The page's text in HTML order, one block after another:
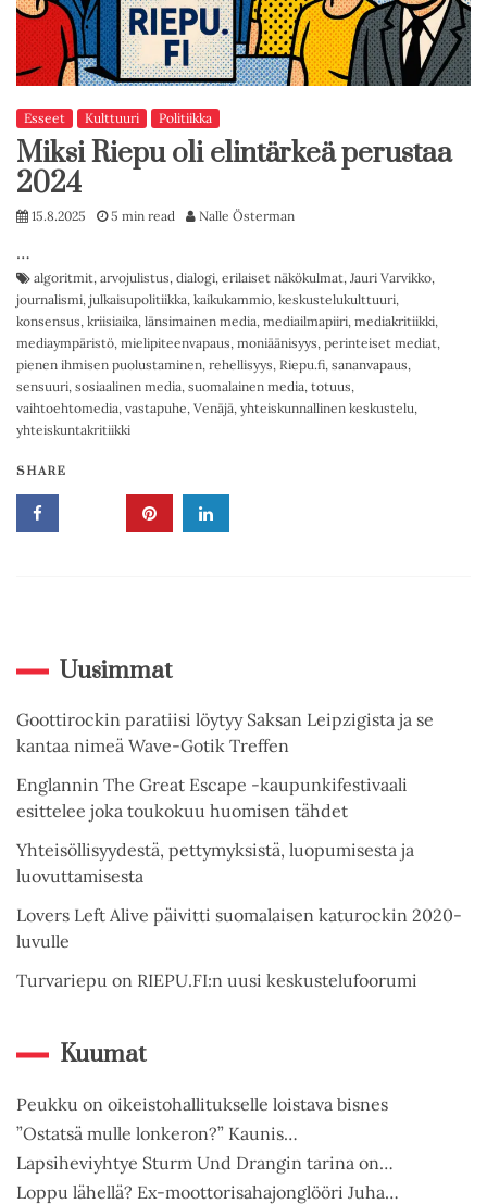
Esseet Kulttuuri Politiikka
Miksi Riepu oli elintärkeä perustaa
2024
15.8.2025 5 min read Nalle Österman
…
algoritmit, arvojulistus, dialogi, erilaiset näkökulmat, Jauri Varvikko,
journalismi, julkaisupolitiikka, kaikukammio, keskustelukulttuuri,
konsensus, kriisiaika, länsimainen media, mediailmapiiri, mediakritiikki,
mediaympäristö, mielipiteenvapaus, moniäänisyys, perinteiset mediat,
pienen ihmisen puolustaminen, rehellisyys, Riepu.fi, sananvapaus,
sensuuri, sosiaalinen media, suomalainen media, totuus,
vaihtoehtomedia, vastapuhe, Venäjä, yhteiskunnallinen keskustelu,
yhteiskuntakritiikki
SHARE
Uusimmat
Goottirockin paratiisi löytyy Saksan Leipzigista ja se
kantaa nimeä Wave-Gotik Treffen
Englannin The Great Escape -kaupunkifestivaali
esittelee joka toukokuu huomisen tähdet
Yhteisöllisyydestä, pettymyksistä, luopumisesta ja
luovuttamisesta
Lovers Left Alive päivitti suomalaisen katurockin 2020-
luvulle
Turvariepu on RIEPU.FI:n uusi keskustelufoorumi
Kuumat
Peukku on oikeistohallitukselle loistava bisnes
”Ostatsä mulle lonkeron?” Kaunis…
Lapsiheviyhtye Sturm Und Drangin tarina on…
Loppu lähellä? Ex-moottorisahajonglööri Juha…